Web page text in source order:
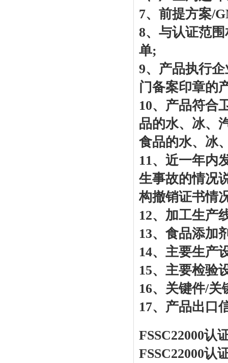
7、前提方案/
8、与认证范
单;
9、产品执行
门备案印章的
10、产品符合
品的水、冰、
食品的水、冰
11、近一年内
生事故的情况
构撤销证书情
12、加工生产
13、食品添加
14、主要生产
15、主要检验
16、关键件/
17、产品出口
FSSC22000认
FSSC22000认